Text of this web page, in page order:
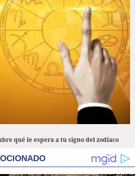
qué le espera a tu signo del zodiaco